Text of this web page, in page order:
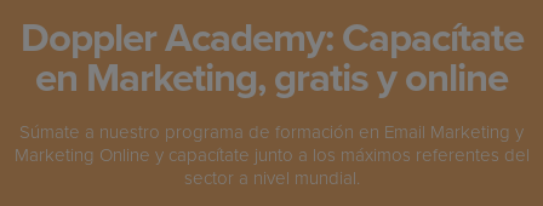
Doppler Academy: Capacítate
en Marketing, gratis y online
Súmate a nuestro programa de formación en Email Marketing y
Marketing Online y capacítate junto a los máximos referentes del
sector a nivel mundial.